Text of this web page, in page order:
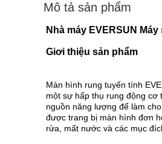
Mô tả sản phẩm
Nhà máy EVERSUN
Giơi thiệu sản phẩm
Màn hình rung tuyến tính
một sự hấp thụ rung động cơ
nguồn năng lượng để làm
được trang bị màn hình đơn
rửa, mất nước và các mục